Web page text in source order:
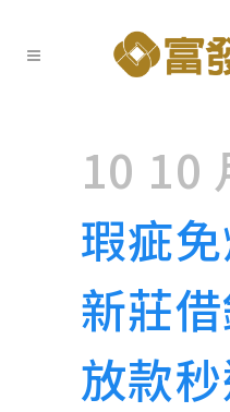
10 10
瑕疵免
新莊
放款